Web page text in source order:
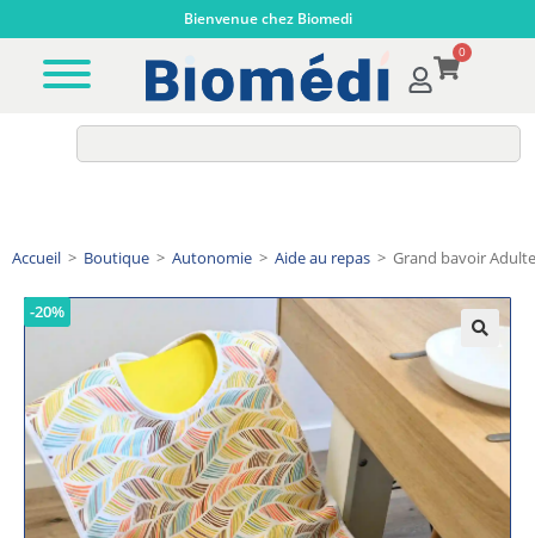
Bienvenue chez Biomedi
0
Accueil > Boutique > Autonomie > Aide au repas > Grand bavoir
-20%